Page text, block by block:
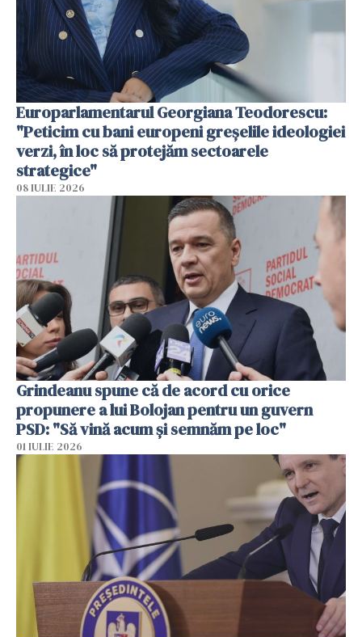
Europarlamentarul Georgiana Teodorescu:
"Peticim cu bani europeni greșelile ideologiei
verzi, în loc să protejăm sectoarele
strategice"
08 IULIE 2026
Grindeanu spune că de acord cu orice
propunere a lui Bolojan pentru un guvern
PSD: "Să vină acum și semnăm pe loc"
01 IULIE 2026